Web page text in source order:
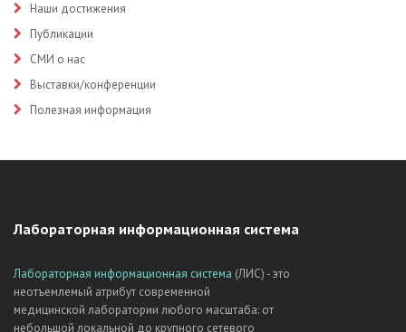
Наши достижения
Публикации
СМИ о нас
Выставки/конференции
Полезная информация
Лабораторная информационная система
Лабораторная информационная система (ЛИС) - это
неотъемлемый атрибут современной
медицинской лаборатории любого масштаба: от
небольшой локальной до крупного сетевого